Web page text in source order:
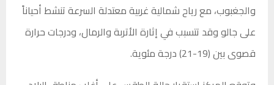
والجغبوب، مع رياح شمالية غربية معتدلة السرعة تنشط أحياناً
على جالو وقد تتسبب في إثارة الأتربة والرمال، ودرجات حرارة
قصوى بين (19-21) درجة مئوية.